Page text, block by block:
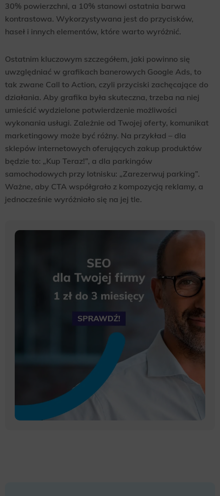
30% powierzchni, a 10% stanowi ostatnia barwa
kontrastowa. Wykorzystywana jest do przycisków,
haseł i innych elementów, które warto wyróżnić.
Ostatnim kluczowym szczegółem, jaki powinno się
uwzględniać w grafikach banerowych Google Ads, to
tak zwane Call to Action, czyli przyciski zachęcające do
działania. Aby grafika była skuteczna, trzeba na niej
umieścić wydzielone potwierdzenie możliwości
wykonania usługi. Zależnie od Twojej oferty, komunikat
marketingowy może być różny. Na przykład – dla
sklepów internetowych oferujących zakup produktów
będzie to: „Kup Teraz!”, a dla parkingów
samochodowych przy lotnisku: „Zarezerwuj parking”.
Ważne, aby CTA współgrało z kompozycją reklamy, a
jednocześnie wyróżniało się na jej tle.